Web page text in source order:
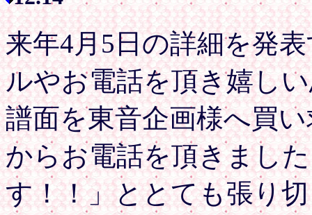
来年4月5日の詳細を発
ルやお電話を頂き嬉し
譜面を東音企画様へ買
からお電話を頂きまし
す！！」ととても張り